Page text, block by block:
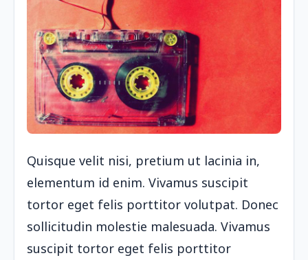
Quisque velit nisi, pretium ut lacinia in,
elementum id enim. Vivamus suscipit
tortor eget felis porttitor volutpat. Donec
sollicitudin molestie malesuada. Vivamus
suscipit tortor eget felis porttitor